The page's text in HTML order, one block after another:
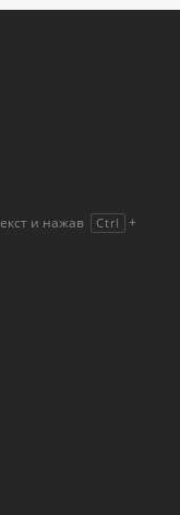
и нажав Ctrl +